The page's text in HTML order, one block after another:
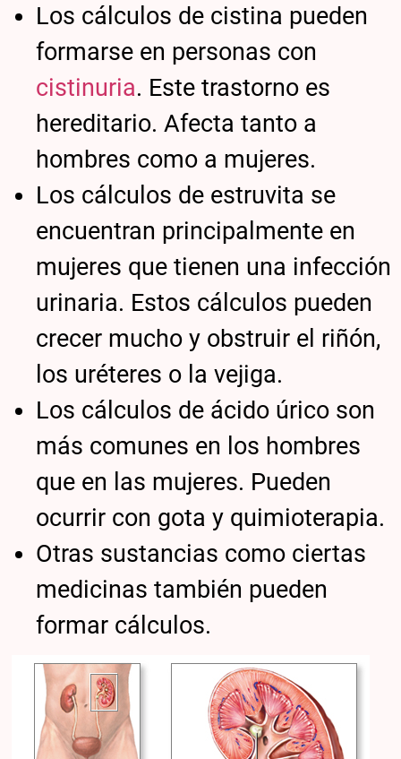
Los cálculos de cistina pueden
formarse en personas con
cistinuria. Este trastorno es
hereditario. Afecta tanto a
hombres como a mujeres.
Los cálculos de estruvita se
encuentran principalmente en
mujeres que tienen una infección
urinaria. Estos cálculos pueden
crecer mucho y obstruir el riñón,
los uréteres o la vejiga.
Los cálculos de ácido úrico son
más comunes en los hombres
que en las mujeres. Pueden
ocurrir con gota y quimioterapia.
Otras sustancias como ciertas
medicinas también pueden
formar cálculos.